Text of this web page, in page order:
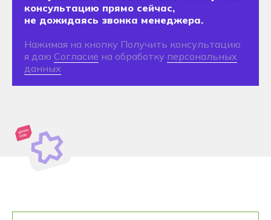
Забронируй место
учишься в школе
Политика обработки данных